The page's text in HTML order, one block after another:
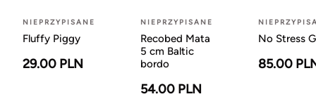
NIEPRZYPISANE
Fluffy Piggy
29.00 PLN
NIEPRZYPISANE
Recobed Mata
5 cm Baltic
bordo
54.00 PLN
No Stress
85.00